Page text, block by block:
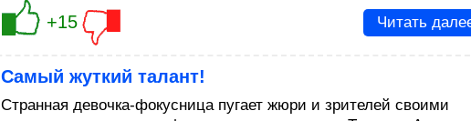
+15 Читать
Самый жуткий талант!
Странная девочка-фокусница пугает жюри и зрителей своими